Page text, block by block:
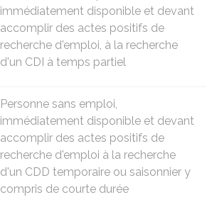
immédiatement disponible et devant
accomplir des actes positifs de
recherche d'emploi, à la recherche
d'un CDI à temps partiel
Personne sans emploi,
immédiatement disponible et devant
accomplir des actes positifs de
recherche d'emploi à la recherche
d'un CDD temporaire ou saisonnier y
compris de courte durée